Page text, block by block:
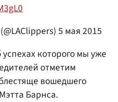
5 мая 2015
которого мы уже
отметим
вошедшего
Мэтта Барнса.